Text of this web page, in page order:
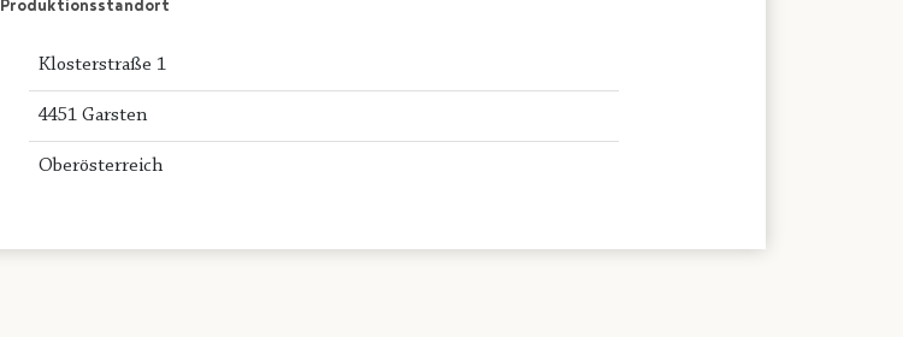
Produktionsstandort
Klosterstraße 1
4451 Garsten
Oberösterreich